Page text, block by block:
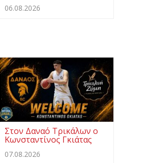
06.08.2026
Στον Δαναό Τρικάλων ο
Κωνσταντίνος Γκιάτας
07.08.2026